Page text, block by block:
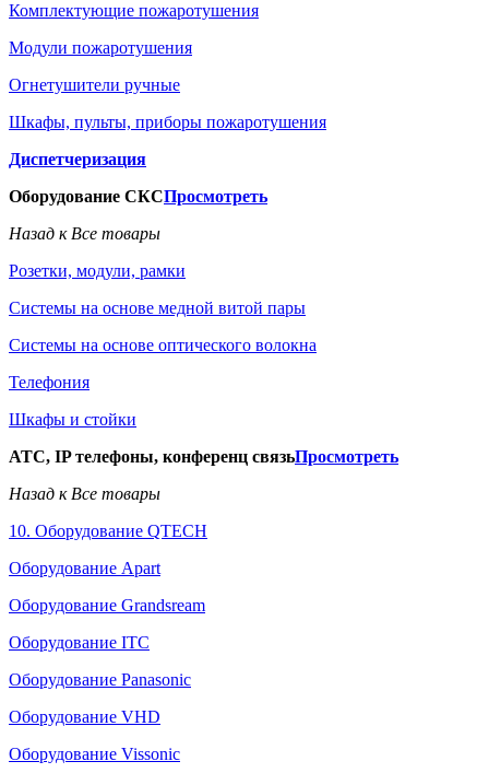
Комплектующие пожаротушения
Модули пожаротушения
Огнетушители ручные
Шкафы, пульты, приборы пожаротушения
Диспетчеризация
Оборудование СКСПросмотреть
Назад к Все товары
Розетки, модули, рамки
Системы на основе медной витой пары
Системы на основе оптического волокна
Телефония
Шкафы и стойки
АТС, IP телефоны, конференц связьПросмотреть
Назад к Все товары
10. Оборудование QTECH
Оборудование Apart
Оборудование Grandsream
Оборудование ITC
Оборудование Panasonic
Оборудование VHD
Оборудование Vissonic